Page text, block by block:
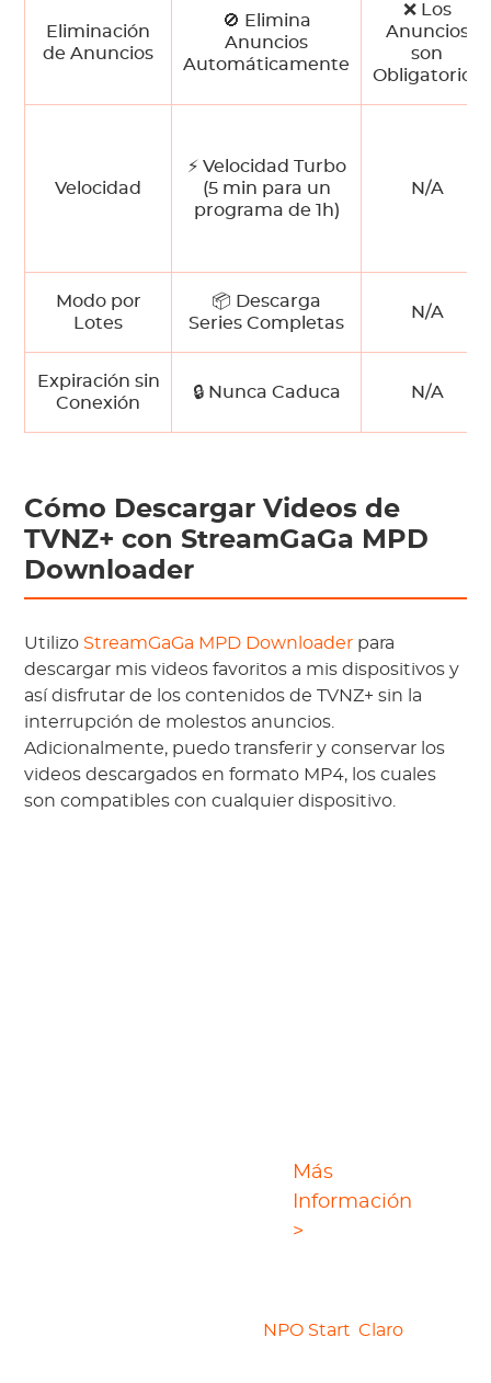
Eliminación
de Anuncios
🚫 Elimina
Anuncios
Automáticamente
❌ Los
Anuncios
son
Obligatorios
Velocidad
⚡ Velocidad Turbo
(5 min para un
programa de 1h)
N/A
Modo por
Lotes
📦 Descarga
Series Completas
N/A
Expiración sin
Conexión
🔒 Nunca Caduca N/A
Cómo Descargar Videos de
TVNZ+ con StreamGaGa MPD
Downloader
Utilizo StreamGaGa MPD Downloader para
descargar mis videos favoritos a mis dispositivos y
así disfrutar de los contenidos de TVNZ+ sin la
interrupción de molestos anuncios.
Adicionalmente, puedo transferir y conservar los
videos descargados en formato MP4, los cuales
son compatibles con cualquier dispositivo.
Más
Información
>
NPO Start ,Claro